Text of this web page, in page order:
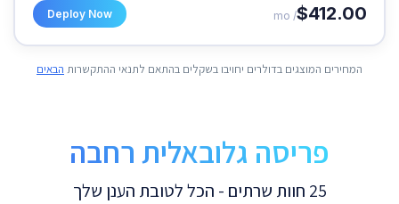
$412.00
/ mo
Deploy Now
המחירים המוצגים בדולרים יחויבו בשקלים בהתאם לתנאי ההתקשרות הבאים
פריסה גלובאלית רחבה
25 חוות שרתים - הכל לטובת הענן שלך